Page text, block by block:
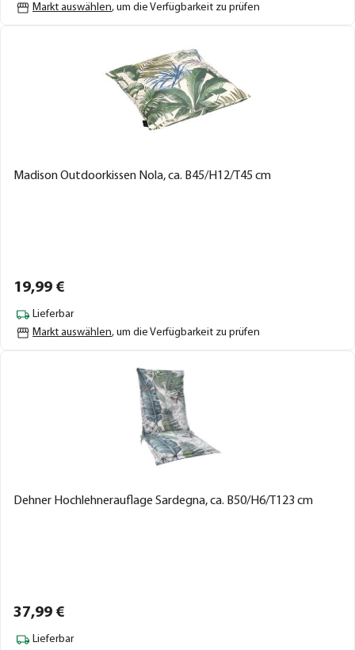
Markt auswählen, um die Verfügbarkeit zu prüfen
Madison Outdoorkissen Nola, ca. B45/H12/T45 cm
19,99 €
Lieferbar
Markt auswählen, um die Verfügbarkeit zu prüfen
Dehner Hochlehnerauflage Sardegna, ca. B50/H6/T123 cm
37,99 €
Lieferbar